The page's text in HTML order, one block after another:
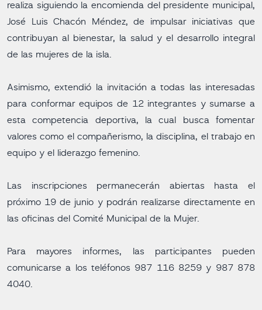
realiza siguiendo la encomienda del presidente municipal,
José Luis Chacón Méndez, de impulsar iniciativas que
contribuyan al bienestar, la salud y el desarrollo integral
de las mujeres de la isla.
Asimismo, extendió la invitación a todas las interesadas
para conformar equipos de 12 integrantes y sumarse a
esta competencia deportiva, la cual busca fomentar
valores como el compañerismo, la disciplina, el trabajo en
equipo y el liderazgo femenino.
Las inscripciones permanecerán abiertas hasta el
próximo 19 de junio y podrán realizarse directamente en
las oficinas del Comité Municipal de la Mujer.
Para mayores informes, las participantes pueden
comunicarse a los teléfonos 987 116 8259 y 987 878
4040.